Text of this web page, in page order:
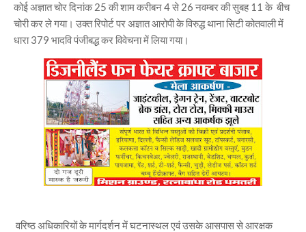
कोई अज्ञात चोर दिनांक 25 की शाम करीबन 4 से 26 नवम्बर की सुबह 11 के बीच
चोरी कर ले गया। उक्त रिपोर्ट पर अज्ञात आरोपी के विरुद्ध थाना सिटी कोतवाली में
धारा 379 भादवि पंजीबद्ध कर विवेचना में लिया गया।
वरिष्ठ अधिकारियों के मार्गदर्शन में घटनास्थल एवं उसके आसपास से आरक्षक